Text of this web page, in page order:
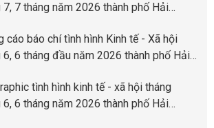
7, 7 tháng năm 2026 thành phố Hải
cáo báo chí tình hình Kinh tế - Xã hội
6, 6 tháng đầu năm 2026 thành phố Hải
tình hình kinh tế - xã hội tháng
6, 6 tháng năm 2026 thành phố Hải